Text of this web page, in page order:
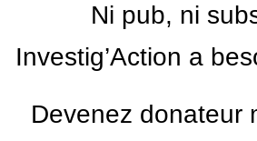
Ni pub, ni
Investig’Action a
Devenez donateur